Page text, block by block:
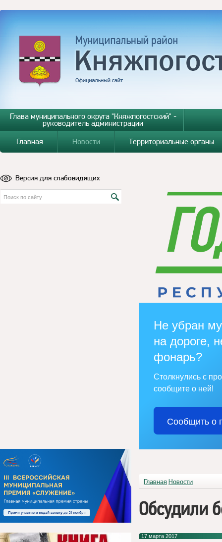
Глава муниципального округа "Княжпогостский" -
руководитель администрации
Главная
Новости Территориальные органы
Версия для слабовидящих
Не убран
на дороге,
фонарь?
Столкнулись с
сообщите о ней!
Сообщить о
Главная Новости
Обсудили
17 марта 2017